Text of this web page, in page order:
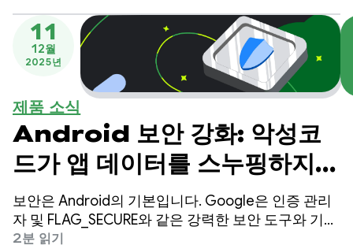
11
12월
2025년
제품 소식
Android 보안 강화: 악성코
드가 앱 데이터를 스누핑하지
못하도록 차단
보안은 Android의 기본입니다. Google은 인증 관리
자 및 FLAG_SECURE와 같은 강력한 보안 도구와 기능
을 제공하여 플랫폼을 안전하게 유지하고 사용자 데
2분 읽기